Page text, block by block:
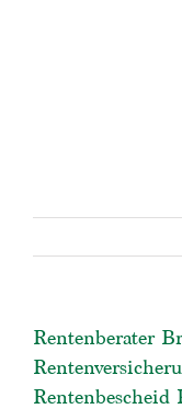
Rentenberater